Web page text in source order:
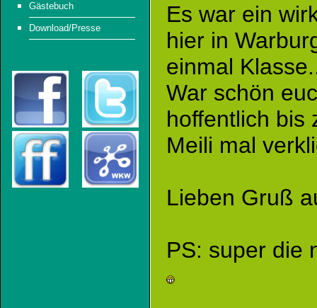
Gästebuch
Download/Presse
Es war ein
hier in
einmal
War schön
hoffentlich bis
Meili mal
Lieben Gruß
PS: super die